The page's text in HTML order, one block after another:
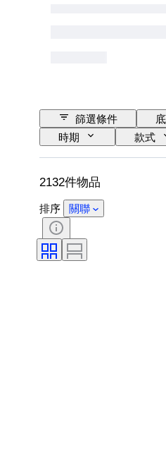
篩選條件
時期
款式
出售者：
2132件物品
排序 關聯